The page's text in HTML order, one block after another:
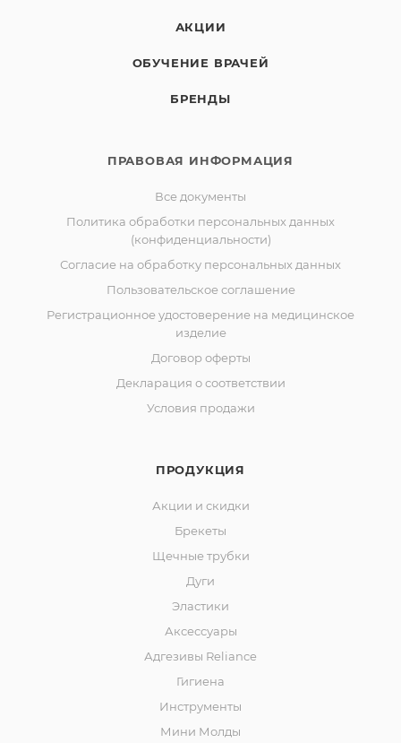
АКЦИИ
ОБУЧЕНИЕ ВРАЧЕЙ
БРЕНДЫ
ПРАВОВАЯ ИНФОРМАЦИЯ
Все документы
Политика обработки персональных данных
(конфиденциальности)
Согласие на обработку персональных данных
Пользовательское соглашение
Регистрационное удостоверение на медицинское
изделие
Договор оферты
Декларация о соответствии
Условия продажи
ПРОДУКЦИЯ
Акции и скидки
Брекеты
Щечные трубки
Дуги
Эластики
Аксессуары
Адгезивы Reliance
Гигиена
Инструменты
Мини Молды